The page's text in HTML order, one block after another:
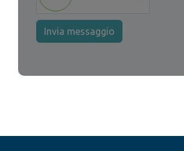
Invia messaggio